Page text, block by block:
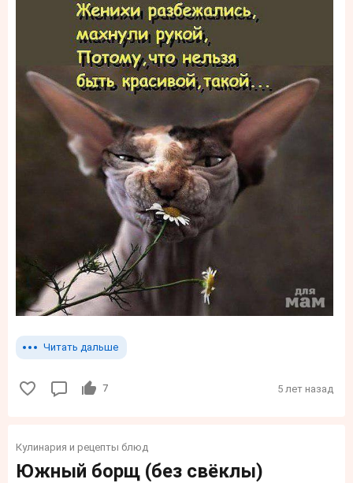
Читать дальше
7 5 лет назад
Кулинария и рецепты блюд
Южный борщ (без свёклы)